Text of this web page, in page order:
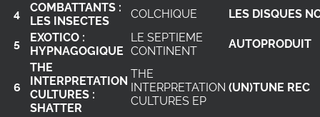
4
COMBATTANTS :
LES INSECTES
COLCHIQUE LES DISQUES
5
EXOTICO :
HYPNAGOGIQUE
LE SEPTIEME
CONTINENT
AUTOPRODUIT
6
THE
INTERPRETATION
CULTURES :
SHATTER
THE
INTERPRETATION
CULTURES EP
(UN)TUNE REC